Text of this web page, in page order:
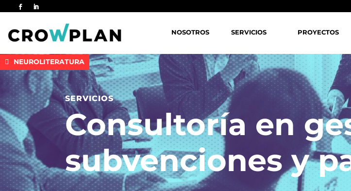
NOSOTROS SERVICIOS PROYECTOS
NEUROLITERATURA
SERVICIOS
Consultoría en
subvenciones y